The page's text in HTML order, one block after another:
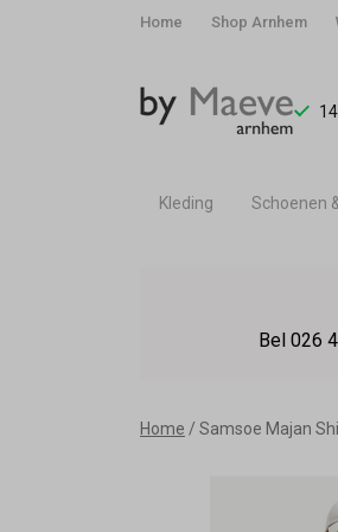
Home Shop Arnhem
Kleding Schoenen
Bel 026
Home Samsoe Majan